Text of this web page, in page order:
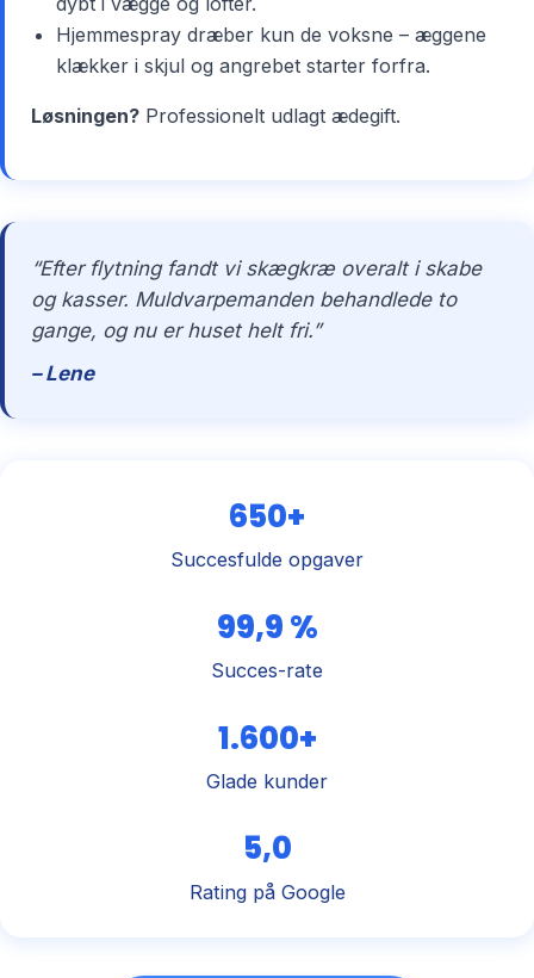
Hjemmespray dræber kun de voksne – æggene
klækker i skjul og angrebet starter forfra.
Løsningen? Professionelt udlagt ædegift.
“Efter flytning fandt vi skægkræ overalt i skabe
og kasser. Muldvarpemanden behandlede to
gange, og nu er huset helt fri.”
– Lene
650+
Succesfulde opgaver
99,9 %
Succes-rate
1.600+
Glade kunder
5,0
Rating på Google